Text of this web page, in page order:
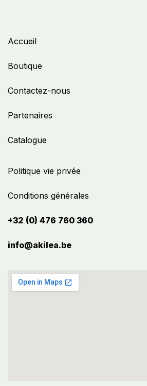
Politique vie privée
Conditions générales
+32 (0) 476 760 360
info@akilea.be​
Accueil
Boutique
Contactez-nous
Partenaires
Catalogue